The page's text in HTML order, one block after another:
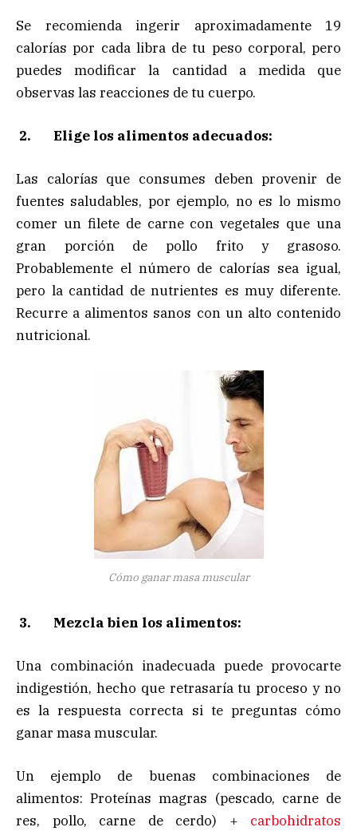
Se recomienda ingerir aproximadamente 19
calorías por cada libra de tu peso corporal, pero
puedes modificar la cantidad a medida que
observas las reacciones de tu cuerpo.
2. Elige los alimentos adecuados:
Las calorías que consumes deben provenir de
fuentes saludables, por ejemplo, no es lo mismo
comer un filete de carne con vegetales que una
gran porción de pollo frito y grasoso.
Probablemente el número de calorías sea igual,
pero la cantidad de nutrientes es muy diferente.
Recurre a alimentos sanos con un alto contenido
nutricional.
Cómo ganar masa muscular
3. Mezcla bien los alimentos:
Una combinación inadecuada puede provocarte
indigestión, hecho que retrasaría tu proceso y no
es la respuesta correcta si te preguntas cómo
ganar masa muscular.
Un ejemplo de buenas combinaciones de
alimentos: Proteínas magras (pescado, carne de
res, pollo, carne de cerdo) + carbohidratos